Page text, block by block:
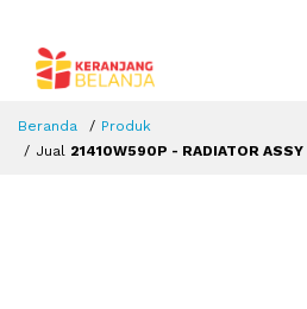
Beranda
Produk
Jual 21410W590P - RADIATOR ASSY